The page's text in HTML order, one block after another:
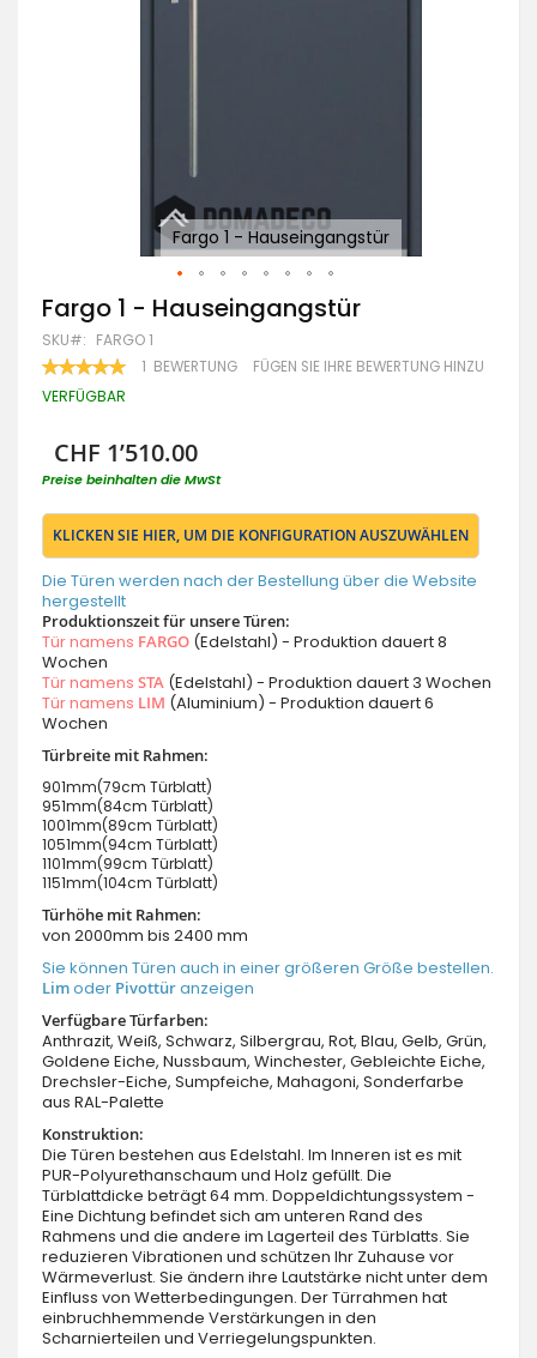
Fargo 1 - Hauseingangstür
Zum
Anfang
der
Bildgalerie
springen
Fargo 1 - Hauseingangstür
SKU FARGO 1
BEWERTUNG:
100
1 BEWERTUNG FÜGEN SIE IHRE BEWERTUNG HINZU
VERFÜGBAR
CHF 1’510.00
Preise beinhalten die MwSt
KLICKEN SIE HIER, UM DIE KONFIGURATION AUSZUWÄHLEN
Die Türen werden nach der Bestellung über die Website
hergestellt
Produktionszeit für unsere Türen:
Tür namens FARGO (Edelstahl) - Produktion dauert 8
Wochen
Tür namens STA (Edelstahl) - Produktion dauert 3 Wochen
Tür namens LIM (Aluminium) - Produktion dauert 6
Wochen
Türbreite mit Rahmen:
901mm(79cm Türblatt)
951mm(84cm Türblatt)
1001mm(89cm Türblatt)
1051mm(94cm Türblatt)
1101mm(99cm Türblatt)
1151mm(104cm Türblatt)
Türhöhe mit Rahmen:
von 2000mm bis 2400 mm
Sie können Türen auch in einer größeren Größe bestellen.
Limoder Pivottüranzeigen
Verfügbare Türfarben:
Anthrazit, Weiß, Schwarz, Silbergrau, Rot, Blau, Gelb, Grün,
Goldene Eiche, Nussbaum, Winchester, Gebleichte Eiche,
Drechsler-Eiche, Sumpfeiche, Mahagoni, Sonderfarbe
aus RAL-Palette
Konstruktion:
Die Türen bestehen aus Edelstahl. Im Inneren ist es mit
PUR-Polyurethanschaum und Holz gefüllt. Die
Türblattdicke beträgt 64 mm. Doppeldichtungssystem -
Eine Dichtung befindet sich am unteren Rand des
Rahmens und die andere im Lagerteil des Türblatts. Sie
reduzieren Vibrationen und schützen Ihr Zuhause vor
Wärmeverlust. Sie ändern ihre Lautstärke nicht unter dem
Einfluss von Wetterbedingungen. Der Türrahmen hat
einbruchhemmende Verstärkungen in den
Scharnierteilen und Verriegelungspunkten.